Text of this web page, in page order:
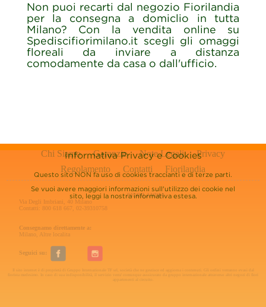
Non puoi recarti dal negozio Fiorilandia
per la consegna a domiclio in tutta
Milano? Con la vendita online su
Spediscifiorimilano.it scegli gli omaggi
floreali da inviare a distanza
comodamente da casa o dall'ufficio.
Chi Siamo Garanzie Note Legali
Privacy
Regolamento
Contatti Fiorilandia
FIORILANDIA
Via Degli Imbriani, 40 Milano
Contatti: 800 618 667, 02-39310758
Consegnamo direttamente a:
Milano
Altre localita
Seguici su:
Il sito internet è di proprietà di Gruppo Internazionale TF srl, società che ne gestisce ed aggiorna i contenuti. Gli ordini verranno evasi dal
fiorista medesimo. In caso di sua indisponibilità, il servizio verra' comunque asssicurato da gruppo internazionale attraverso altri negozi di fiori
appartenenti al circuito.
Informativa Privacy e Cookies
Questo sito NON fa uso di cookies traccianti e di terze parti.
Se vuoi avere maggiori informazioni sull'utilizzo dei cookie nel
sito, leggi la nostrainformativa estesa.